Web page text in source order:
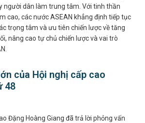
người dân làm trung tâm. Với tinh thần
cao, các nước ASEAN khẳng định tiếp tục
trọng tâm và ưu tiên chiến lược về tăng
nâng cao tự chủ chiến lược và vai trò
của Hội nghị cấp cao
48
Đặng Hoàng Giang đã trả lời phỏng vấn